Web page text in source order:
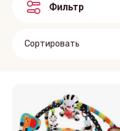
Фильтр
Сортировать
Цена - возрастание
Название - Я-А